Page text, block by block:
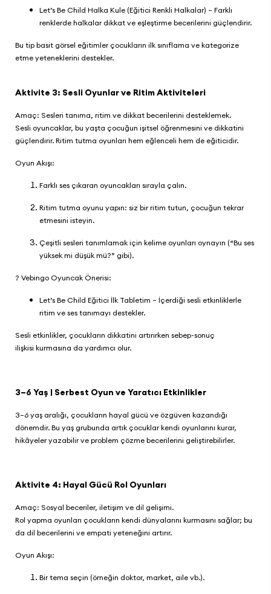
Let’s Be Child Halka Kule (Eğitici Renkli Halkalar) – Farklı
renklerde halkalar dikkat ve eşleştirme becerilerini güçlendirir.
Bu tip basit görsel eğitimler çocukların ilk sınıflama ve kategorize
etme yeteneklerini destekler.
Aktivite 3: Sesli Oyunlar ve Ritim Aktiviteleri
Amaç: Sesleri tanıma, ritim ve dikkat becerilerini desteklemek.
Sesli oyuncaklar, bu yaşta çocuğun işitsel öğrenmesini ve dikkatini
güçlendirir. Ritim tutma oyunları hem eğlenceli hem de eğiticidir.
Oyun Akışı:
Farklı ses çıkaran oyuncakları sırayla çalın.
Ritim tutma oyunu yapın: siz bir ritim tutun, çocuğun tekrar
etmesini isteyin.
Çeşitli sesleri tanımlamak için kelime oyunları oynayın (“Bu ses
yüksek mi düşük mü?” gibi).
? Vebingo Oyuncak Önerisi:
Let’s Be Child Eğitici İlk Tabletim – İçerdiği sesli etkinliklerle
ritim ve ses tanımayı destekler.
Sesli etkinlikler, çocukların dikkatini artırırken sebep-sonuç
ilişkisi kurmasına da yardımcı olur.
3–6 Yaş | Serbest Oyun ve Yaratıcı Etkinlikler
3–6 yaş aralığı, çocukların hayal gücü ve özgüven kazandığı
dönemdir. Bu yaş grubunda artık çocuklar kendi oyunlarını kurar,
hikâyeler yazabilir ve problem çözme becerilerini geliştirebilirler.
Aktivite 4: Hayal Gücü Rol Oyunları
Amaç: Sosyal beceriler, iletişim ve dil gelişimi.
Rol yapma oyunları çocukların kendi dünyalarını kurmasını sağlar; bu
da dil becerilerini ve empati yeteneğini artırır.
Oyun Akışı:
Bir tema seçin (örneğin doktor, market, aile vb.).